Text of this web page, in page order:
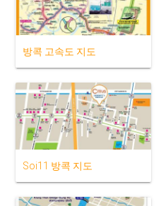
방콕 고속도 지도
Soi11 방콕 지도